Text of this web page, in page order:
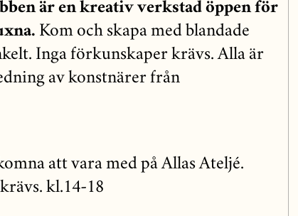
är en kreativ verkstad öppen för
Kom och skapa med blandade
Inga förkunskaper krävs. Alla är
av konstnärer från
att vara med på Allas Ateljé.
kl.14-18